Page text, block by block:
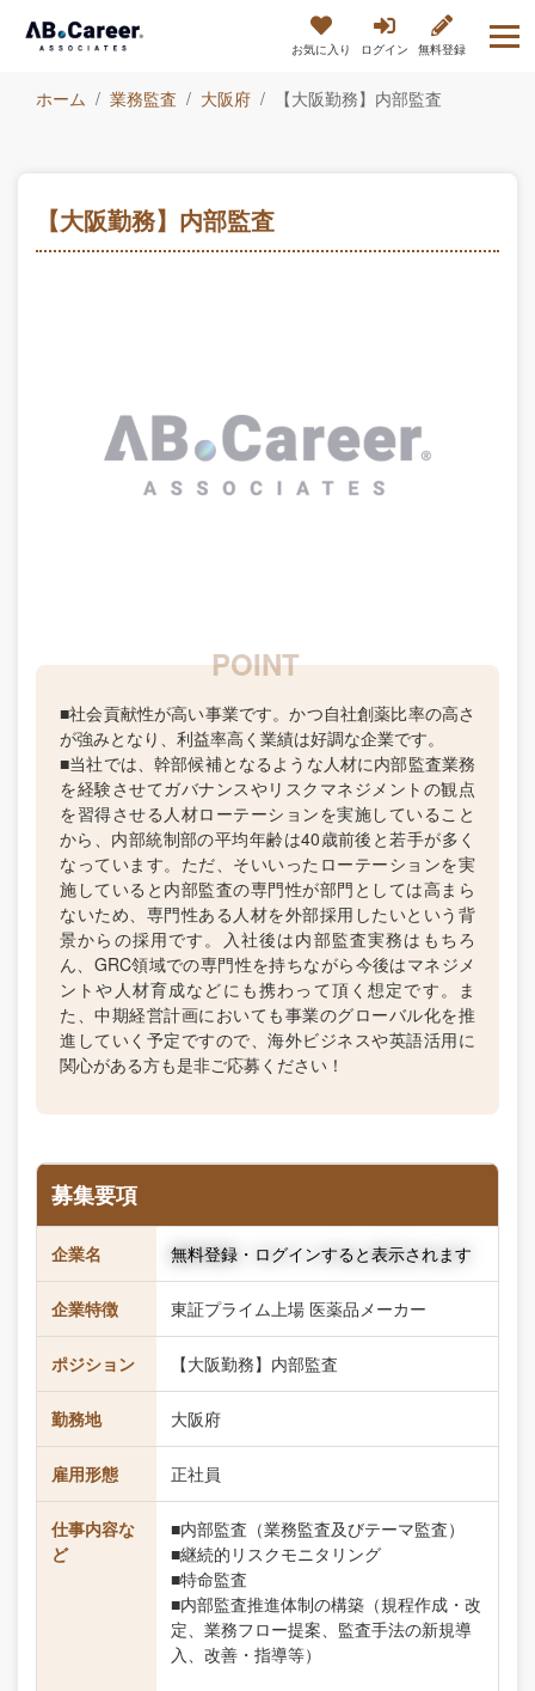
お気に入り ログイン 無料登録
ホーム 業務監査 大阪府 【大阪勤務】内部監査
【大阪勤務】内部監査
■社会貢献性が高い事業です。かつ自社創薬比率の高さ
が強みとなり、利益率高く業績は好調な企業です。
■当社では、幹部候補となるような人材に内部監査業務
を経験させてガバナンスやリスクマネジメントの観点
を習得させる人材ローテーションを実施していること
から、内部統制部の平均年齢は40歳前後と若手が多く
なっています。ただ、そいいったローテーションを実
施していると内部監査の専門性が部門としては高まら
ないため、専門性ある人材を外部採用したいという背
景からの採用です。入社後は内部監査実務はもちろ
ん、GRC領域での専門性を持ちながら今後はマネジメ
ントや人材育成などにも携わって頂く想定です。ま
た、中期経営計画においても事業のグローバル化を推
進していく予定ですので、海外ビジネスや英語活用に
関心がある方も是非ご応募ください！
募集要項
企業名 無料登録・ログインすると表示されます
企業特徴 東証プライム上場 医薬品メーカー
ポジション 【大阪勤務】内部監査
勤務地 大阪府
雇用形態 正社員
仕事内容な
ど
■内部監査（業務監査及びテーマ監査）
■継続的リスクモニタリング
■特命監査
■内部監査推進体制の構築（規程作成・改
定、業務フロー提案、監査手法の新規導
入、改善・指導等）